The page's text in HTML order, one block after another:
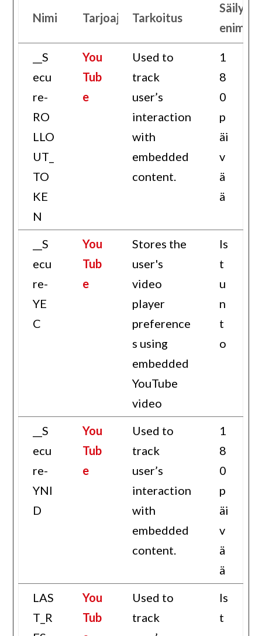
Nimi Tarjoaja Tarkoitus
__S
ecu
re-
RO
LLO
UT_
TO
KE
N
You
Tub
e
Used to
track
user’s
interaction
with
embedded
content.
1
8
0
p
äi
v
ä
ä
__S
ecu
re-
YE
C
You
Tub
e
Stores the
user's
video
player
preference
s using
embedded
YouTube
video
Is
t
u
n
t
o
__S
ecu
re-
YNI
D
You
Tub
e
Used to
track
user’s
interaction
with
embedded
content.
1
8
0
p
äi
v
ä
ä
LAS
T_R
You
Tub
Used to
track
Is
t